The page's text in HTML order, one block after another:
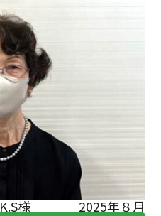
様
2025年８月